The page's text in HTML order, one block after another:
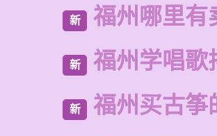
新 福州哪里有
新 福州学唱歌
新 福州买古筝